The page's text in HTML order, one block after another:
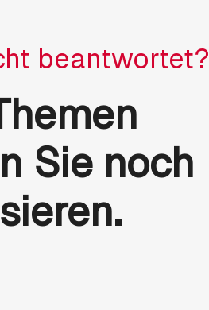
beantwortet?
Sie noch